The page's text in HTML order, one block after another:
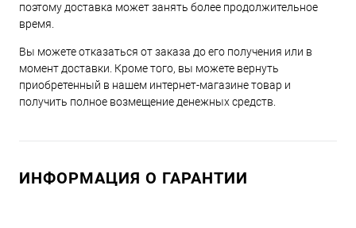
поэтому доставка может занять более продолжительное
время.
Вы можете отказаться от заказа до его получения или в
момент доставки. Кроме того, вы можете вернуть
приобретенный в нашем интернет-магазине товар и
получить полное возмещение денежных средств.
ИНФОРМАЦИЯ О ГАРАНТИИ